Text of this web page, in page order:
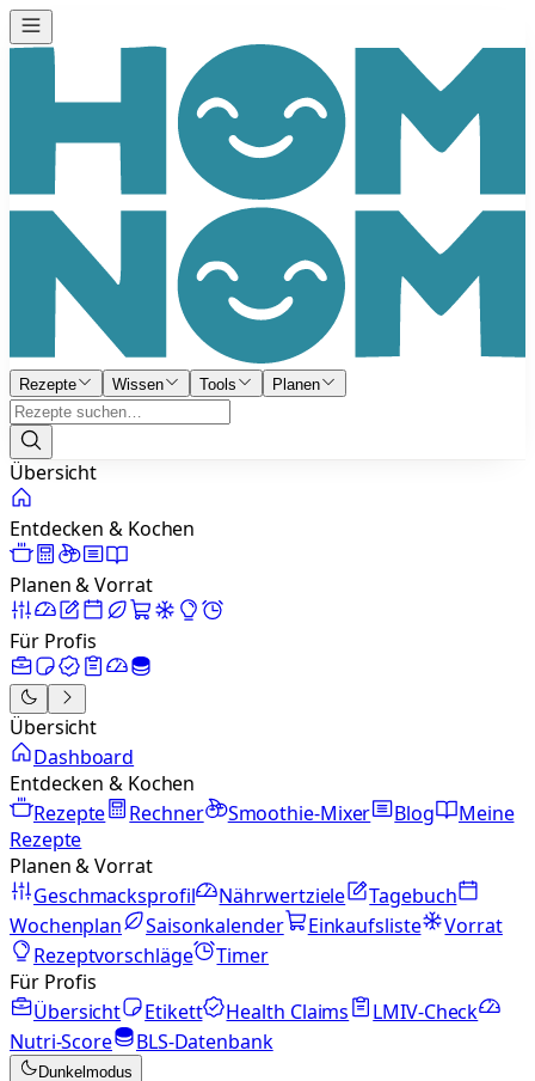
Rezepte Wissen Tools Planen
Übersicht
Entdecken & Kochen
Planen & Vorrat
Für Profis
Übersicht
Dashboard
Entdecken & Kochen
Rezepte
Rechner Smoothie-Mixer Blog
Meine
Rezepte
Planen & Vorrat
Geschmacksprofil
Nährwertziele
Tagebuch
Wochenplan
Saisonkalender Einkaufsliste
Vorrat
Rezeptvorschläge
Timer
Für Profis
Übersicht
Etikett Health Claims
LMIV-Check
Nutri-Score
BLS-Datenbank
Dunkelmodus